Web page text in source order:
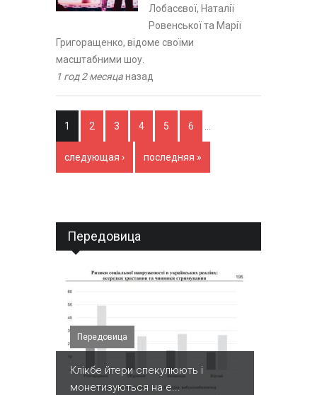
Лобасєвої, Наталії
Ровенської та Марії
Григоращенко, відоме своїми
масштабними шоу.
1 год 2 месяцаназад
Страницы
1 2 3 4 5 6
следующая › последняя »
Передовица
Передовица
Клікбе йтери спекулюють і
монетизуються на е...